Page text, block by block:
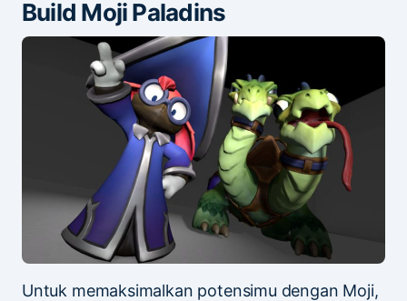
Build Moji Paladins
Untuk memaksimalkan potensimu dengan Moji,